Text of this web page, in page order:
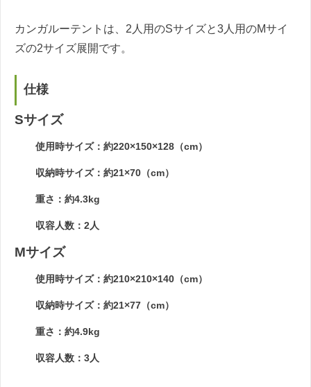
カンガルーテントは、2人用のSサイズと3人用のMサイ
ズの2サイズ展開です。
仕様
Sサイズ
使用時サイズ：約220×150×128（cm）
収納時サイズ：約21×70（cm）
重さ：約4.3kg
収容人数：2人
Mサイズ
使用時サイズ：約210×210×140（cm）
収納時サイズ：約21×77（cm）
重さ：約4.9kg
収容人数：3人